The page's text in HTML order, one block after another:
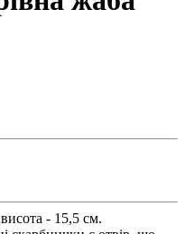
- 15,5 см.